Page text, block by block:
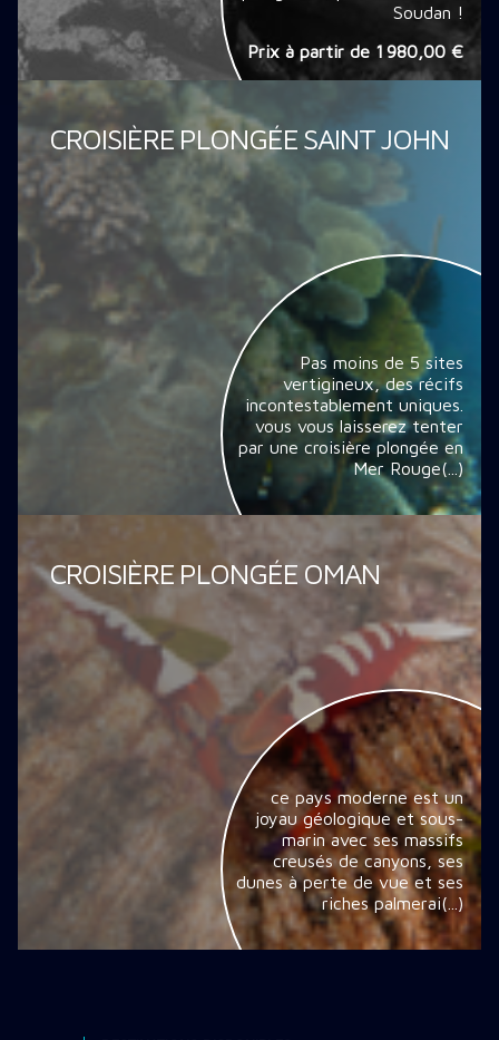
Soudan !
Prix à partir de 1 980,00 €
CROISIÈRE PLONGÉE SAINT JOHN
Pas moins de 5 sites
vertigineux, des récifs
incontestablement uniques.
vous vous laisserez tenter
par une croisière plongée en
Mer Rouge(...)
CROISIÈRE PLONGÉE OMAN
ce pays moderne est un
joyau géologique et sous-
marin avec ses massifs
creusés de canyons, ses
dunes à perte de vue et ses
riches palmerai(...)